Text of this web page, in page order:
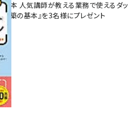
教本 人気講師が教える業務で使えるダッ
構築の基本』を3名様にプレゼント